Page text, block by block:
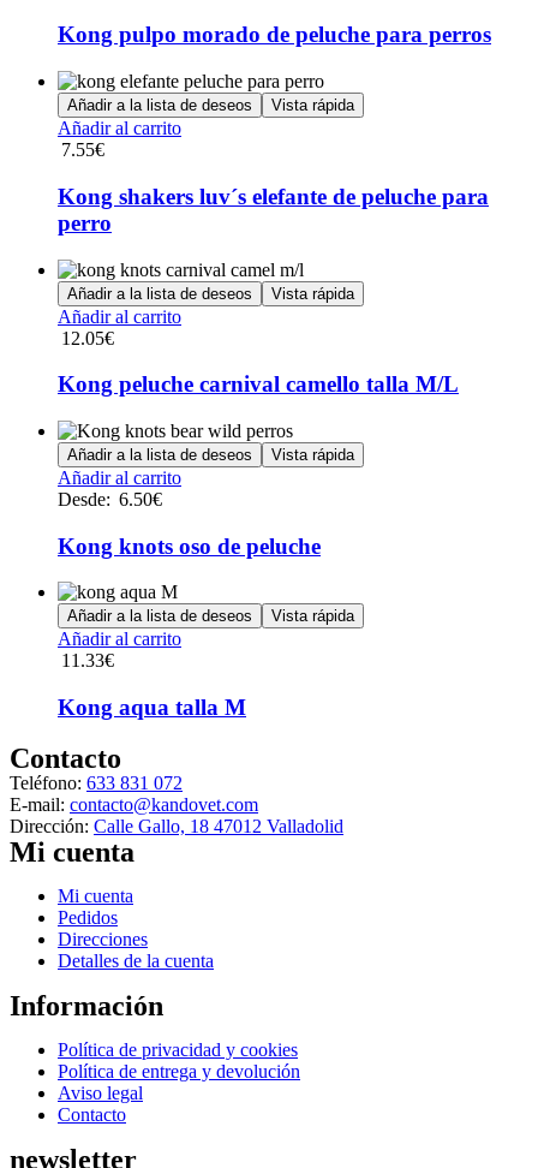
múltiples
Las
opciones
se
pueden
la
producto
Kong pulpo morado de peluche para perros
Añadir a la lista de deseos Vista rápida
Añadir al carrito
7.55€
Kong shakers luv´s elefante de peluche para
perro
Añadir a la lista de deseos Vista rápida
Añadir al carrito
12.05€
Kong peluche carnival camello talla M/L
Añadir a la lista de deseos Vista rápida
Añadir al carritoEste
múltiples
variantes.
opciones
se
pueden
la
producto
Desde: 6.50€
Kong knots oso de peluche
Añadir a la lista de deseos Vista rápida
Añadir al carrito
11.33€
Kong aqua talla M
Contacto
Teléfono: 633 831 072
E-mail: contacto@kandovet.com
Dirección: Calle Gallo, 18 47012 Valladolid
Mi cuenta
Menú
Mi cuenta
Pedidos
Direcciones
Detalles de la cuenta
Información
Menú
Política de privacidad y cookies
Política de entrega y devolución
Aviso legal
Contacto
newsletter